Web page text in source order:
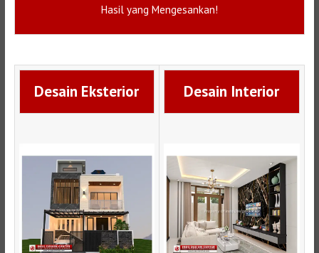
Hasil yang Mengesankan!
Desain Eksterior Desain Interior